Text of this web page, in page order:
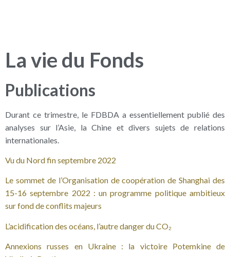
La vie du Fonds
Publications
Durant ce trimestre, le FDBDA a essentiellement publié des
analyses sur l’Asie, la Chine et divers sujets de relations
internationales.
Vu du Nord fin septembre 2022
Le sommet de l’Organisation de coopération de Shanghai des
15-16 septembre 2022 : un programme politique ambitieux
sur fond de conflits majeurs
L’acidification des océans, l’autre danger du CO₂
Annexions russes en Ukraine : la victoire Potemkine de